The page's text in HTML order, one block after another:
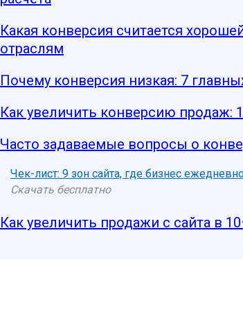
Какая конверсия считается
отраслям
Почему конверсия низкая: 7
Как увеличить конверсию продаж:
Часто задаваемые вопросы о
Чек-лист: 9 зон сайта, где бизнес
Скачать бесплатно
Как увеличить продажи с сайта в